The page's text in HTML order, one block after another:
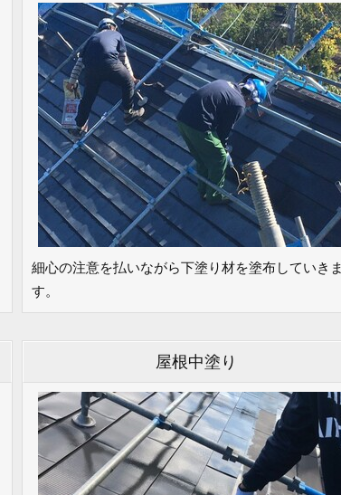
細心の注意を払いながら下塗り材を塗布していき
す。
屋根中塗り